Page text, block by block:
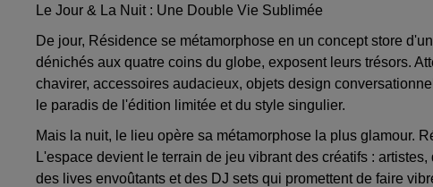
Le Jour & La Nuit : Une Double Vie Sublimée
De jour, Résidence se métamorphose en un concept store
dénichés aux quatre coins du globe, exposent leurs trésors.
chavirer, accessoires audacieux, objets design
le paradis de l'édition limitée et du style singulier.
Mais la nuit, le lieu opère sa métamorphose la plus glamour.
L'espace devient le terrain de jeu vibrant des créatifs :
des lives envoûtants et des DJ sets qui promettent de faire